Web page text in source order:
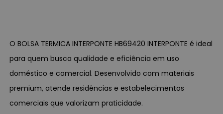
O BOLSA TERMICA INTERPONTE HB69420 INTERPONTE é ideal
para quem busca qualidade e eficiência em uso
doméstico e comercial. Desenvolvido com materiais
premium, atende residências e estabelecimentos
comerciais que valorizam praticidade.